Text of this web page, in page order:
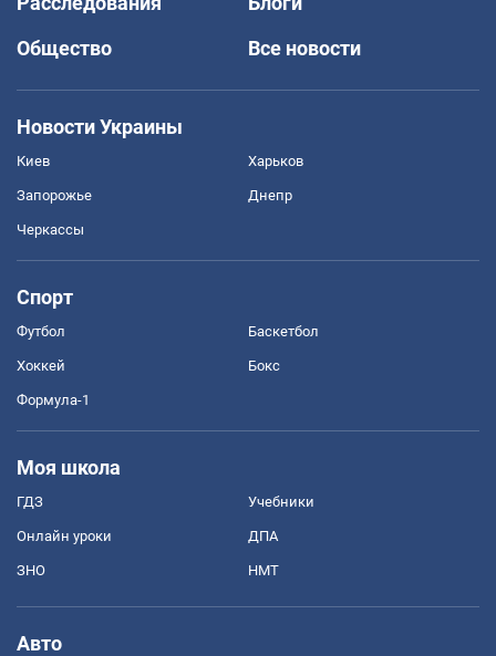
Общество
Все новости
Новости Украины
Киев Харьков
Запорожье Днепр
Черкассы
Спорт
Футбол Баскетбол
Хоккей Бокс
Формула-1
Моя школа
ГДЗ Учебники
Онлайн уроки ДПА
ЗНО НМТ
Авто